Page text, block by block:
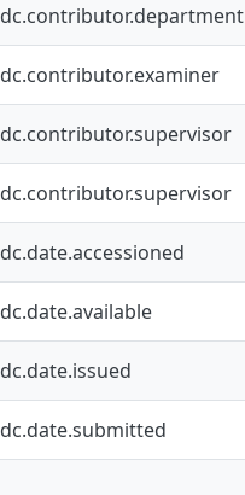
dc.contributor.department
dc.contributor.examiner
dc.contributor.supervisor
dc.contributor.supervisor
dc.date.accessioned
dc.date.available
dc.date.issued
dc.date.submitted